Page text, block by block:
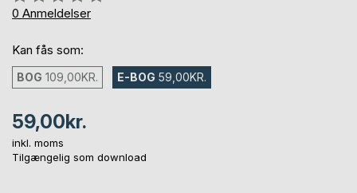
0%
0 Anmeldelser
Kan fås som:
BOG 109,00KR. E-BOG 59,00KR.
59,00kr.
inkl. moms
Tilgængelig som download